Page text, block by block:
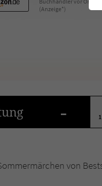
(Anzeige*)
-
1
von